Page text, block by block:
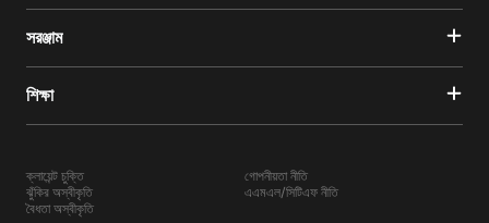
সরঞ্জাম
শিক্ষা
ক্লায়েন্ট চুক্তি
ঝুঁকির অস্বীকৃতি
বৈধতা অস্বীকৃতি
গোপনীয়তা নীতি
এএমএল/সিটিএফ নীতি